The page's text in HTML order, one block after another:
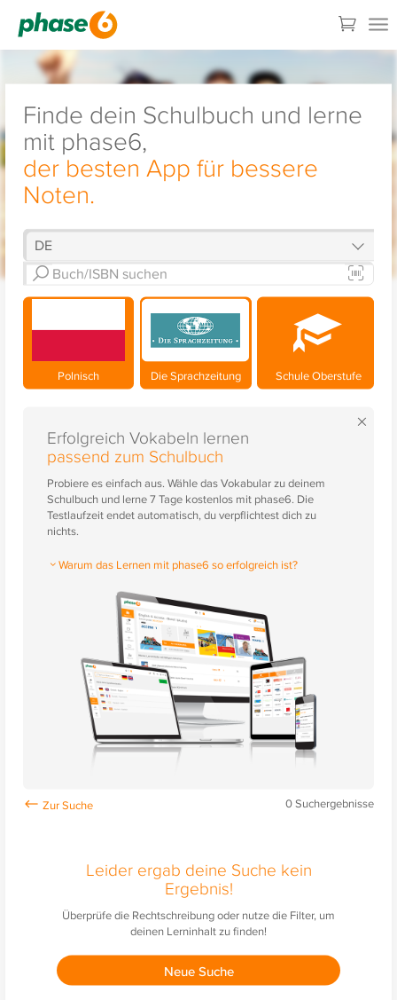
Finde dein Schulbuch und lerne
mit phase6,
der besten App für bessere
Noten.
Polnisch Die Sprachzeitung Schule Oberstufe
×
Erfolgreich Vokabeln lernen
passend zum Schulbuch
Probiere es einfach aus. Wähle das Vokabular zu deinem
Schulbuch und lerne 7 Tage kostenlos mit phase6. Die
Testlaufzeit endet automatisch, du verpflichtest dich zu
nichts.
Warum das Lernen mit phase6 so erfolgreich ist?
0Suchergebnisse
Leider ergab deine Suche kein
Ergebnis!
Überprüfe die Rechtschreibung oder nutze die Filter, um
deinen Lerninhalt zu finden!
Neue Suche